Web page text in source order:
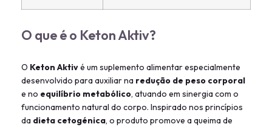
O que é o Keton Aktiv?
O Keton Aktivé um suplemento alimentar especialmente
desenvolvido para auxiliar na redução de peso corporal
e no equilíbrio metabólico, atuando em sinergia com o
funcionamento natural do corpo. Inspirado nos princípios
da dieta cetogénica, o produto promove a queima de